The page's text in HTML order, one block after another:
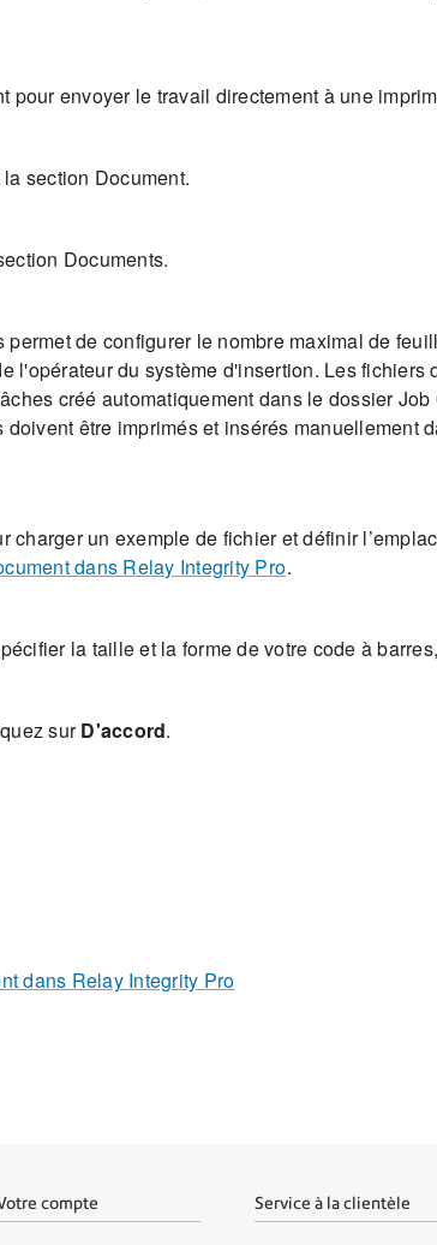
envoyer le travail directement à une
section Document.
Documents.
de configurer le nombre maximal de
l'opérateur du système d'insertion. Les
créé automatiquement dans le dossier
être imprimés et insérés manuellement
charger un exemple de fichier et définir
dans Relay Integrity Pro.
la taille et la forme de votre code à
surD'accord.
dans Relay Integrity Pro
compte Service à la clientèle